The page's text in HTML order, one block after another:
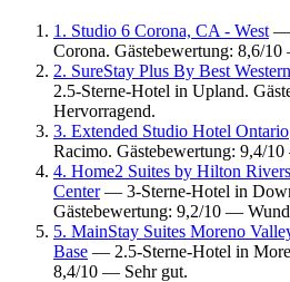
1. Studio 6 Corona, CA - West —
Corona. Gästebewertung: 8,6/
2. SureStay Plus By Best
2.5-Sterne-Hotel in Upland.
Hervorragend.
3. Extended Studio Hotel Ontario
Racimo. Gästebewertung: 9,4/
4. Home2 Suites by Hilton
Center— 3-Sterne-Hotel in
Gästebewertung: 9,2/10 —
5. MainStay Suites Moreno
Base — 2.5-Sterne-Hotel in
8,4/10 — Sehr gut.